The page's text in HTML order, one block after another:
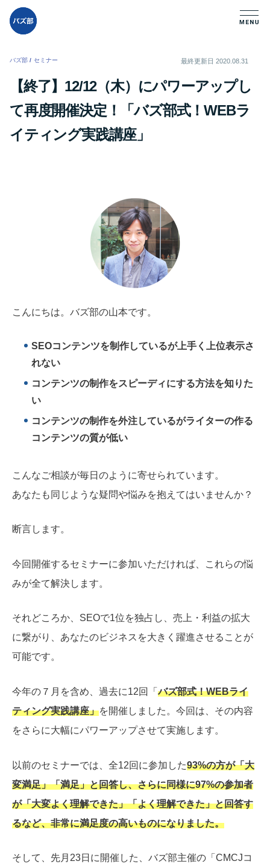
バズ部 / セミナー 最終更新日 2020.08.31
【終了】12/12（木）にパワーアップし
て再度開催決定！「バズ部式！WEBラ
イティング実践講座」
こんにちは。バズ部の山本です。
SEOコンテンツを制作しているが上手く上位表示さ
れない
コンテンツの制作をスピーディにする方法を知りた
い
コンテンツの制作を外注しているがライターの作る
コンテンツの質が低い
こんなご相談が毎日のように寄せられています。
あなたも同じような疑問や悩みを抱えてはいませんか？
断言します。
今回開催するセミナーに参加いただければ、これらの悩
みが全て解決します。
それどころか、SEOで1位を独占し、売上・利益の拡大
に繋がり、あなたのビジネスを大きく躍進させることが
可能です。
今年の７月を含め、過去に12回「バズ部式！WEBライ
ティング実践講座」を開催しました。今回は、その内容
をさらに大幅にパワーアップさせて実施します。
以前のセミナーでは、全12回に参加した93%の方が「大
変満足」「満足」と回答し、さらに同様に97%の参加者
が「大変よく理解できた」「よく理解できた」と回答す
るなど、非常に満足度の高いものになりました。
そして、先月23日に開催した、バズ部主催の「CMCJコ